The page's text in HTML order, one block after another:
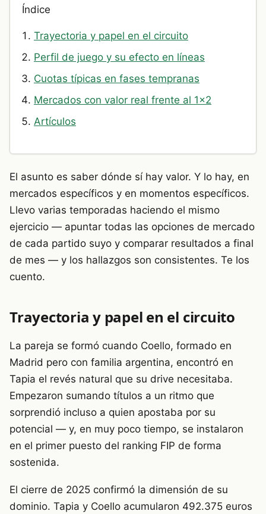
Índice
Trayectoria y papel en el circuito
Perfil de juego y su efecto en líneas
Cuotas típicas en fases tempranas
Mercados con valor real frente al 1×2
Artículos
El asunto es saber dónde sí hay valor. Y lo hay, en
mercados específicos y en momentos específicos.
Llevo varias temporadas haciendo el mismo
ejercicio — apuntar todas las opciones de mercado
de cada partido suyo y comparar resultados a final
de mes — y los hallazgos son consistentes. Te los
cuento.
Trayectoria y papel en el circuito
La pareja se formó cuando Coello, formado en
Madrid pero con familia argentina, encontró en
Tapia el revés natural que su drive necesitaba.
Empezaron sumando títulos a un ritmo que
sorprendió incluso a quien apostaba por su
potencial — y, en muy poco tiempo, se instalaron
en el primer puesto del ranking FIP de forma
sostenida.
El cierre de 2025 confirmó la dimensión de su
dominio. Tapia y Coello acumularon 492.375 euros